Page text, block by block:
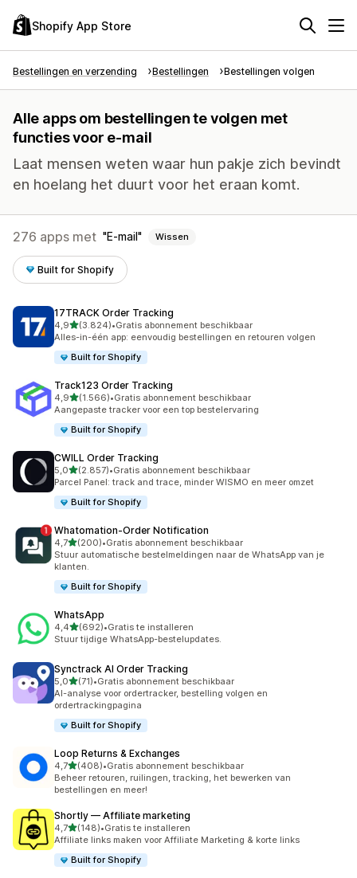
Shopify App Store
Bestellingen en verzending Bestellingen Bestellingen volgen
Alle apps om bestellingen te volgen met
functies voor e-mail
Laat mensen weten waar hun pakje zich bevindt
en hoelang het duurt voor het eraan komt.
276 apps met E-mail Wissen
Built for Shopify
17TRACK Order Tracking
4,9van 5 sterren
(3.824)
3824 recensies in totaal
•Gratis abonnement beschikbaar
Alles-in-één app: eenvoudig bestellingen en retouren volgen
Built for Shopify
Track123 Order Tracking
4,9van 5 sterren
(1.566)
1566 recensies in totaal
•Gratis abonnement beschikbaar
Aangepaste tracker voor een top bestelervaring
Built for Shopify
CWILL Order Tracking
5,0van 5 sterren
(2.857)
2857 recensies in totaal
•Gratis abonnement beschikbaar
Parcel Panel: track and trace, minder WISMO en meer omzet
Built for Shopify
Whatomation‑Order Notification
4,7van 5 sterren
(200)
200 recensies in totaal
•Gratis abonnement beschikbaar
Stuur automatische bestelmeldingen naar de WhatsApp van je
klanten.
Built for Shopify
WhatsApp
4,4van 5 sterren
(692)
692 recensies in totaal
•Gratis te installeren
Stuur tijdige WhatsApp-bestelupdates.
Synctrack AI Order Tracking
5,0van 5 sterren
(71)
71 recensies in totaal
•Gratis abonnement beschikbaar
AI-analyse voor ordertracker, bestelling volgen en
ordertrackingpagina
Built for Shopify
Loop Returns & Exchanges
4,7van 5 sterren
(408)
408 recensies in totaal
•Gratis abonnement beschikbaar
Beheer retouren, ruilingen, tracking, het bewerken van
bestellingen en meer!
Shortly — Affiliate marketing
4,7van 5 sterren
(148)
148 recensies in totaal
•Gratis te installeren
Affiliate links maken voor Affiliate Marketing & korte links
Built for Shopify